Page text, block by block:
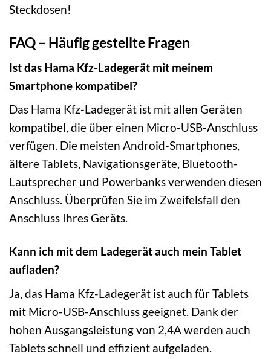
Steckdosen!
FAQ – Häufig gestellte Fragen
Ist das Hama Kfz-Ladegerät mit meinem
Smartphone kompatibel?
Das Hama Kfz-Ladegerät ist mit allen Geräten
kompatibel, die über einen Micro-USB-Anschluss
verfügen. Die meisten Android-Smartphones,
ältere Tablets, Navigationsgeräte, Bluetooth-
Lautsprecher und Powerbanks verwenden diesen
Anschluss. Überprüfen Sie im Zweifelsfall den
Anschluss Ihres Geräts.
Kann ich mit dem Ladegerät auch mein Tablet
aufladen?
Ja, das Hama Kfz-Ladegerät ist auch für Tablets
mit Micro-USB-Anschluss geeignet. Dank der
hohen Ausgangsleistung von 2,4A werden auch
Tablets schnell und effizient aufgeladen.